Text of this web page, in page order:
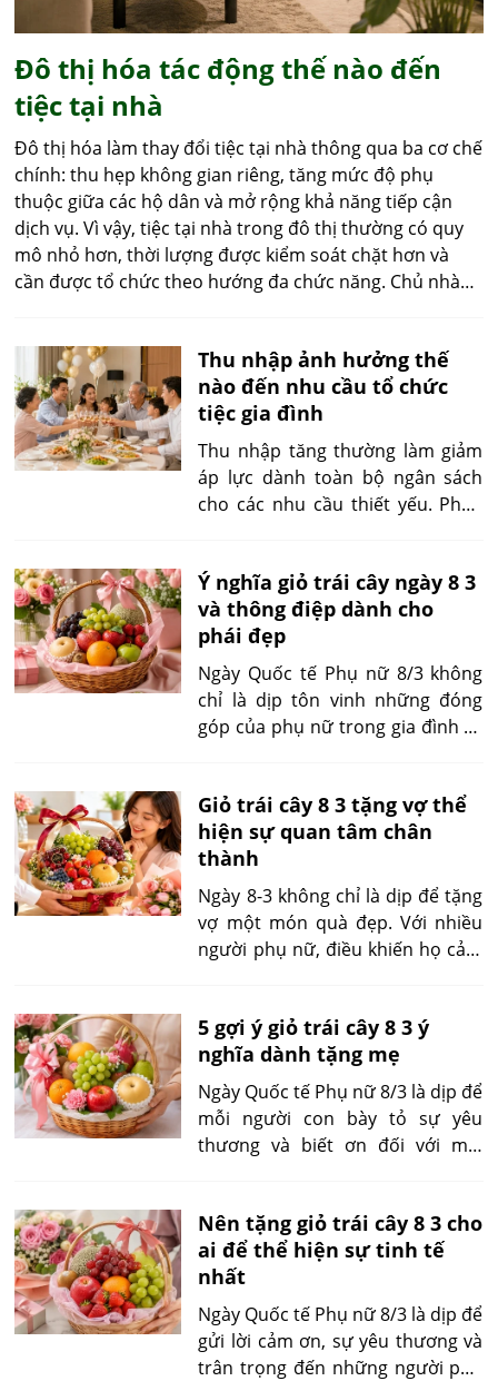
Đô thị hóa tác động thế nào đến
tiệc tại nhà
Đô thị hóa làm thay đổi tiệc tại nhà thông qua ba cơ chế
chính: thu hẹp không gian riêng, tăng mức độ phụ
thuộc giữa các hộ dân và mở rộng khả năng tiếp cận
dịch vụ. Vì vậy, tiệc tại nhà trong đô thị thường có quy
mô nhỏ hơn, thời lượng được kiểm soát chặt hơn và
cần được tổ chức theo hướng đa chức năng. Chủ nhà
rác thải và sự thuận tiện của hàng xóm.
Thu nhập ảnh hưởng thế
nào đến nhu cầu tổ chức
tiệc gia đình
Thu nhập tăng thường làm giảm
áp lực dành toàn bộ ngân sách
cho các nhu cầu thiết yếu. Phần
trải nghiệm và duy trì quan hệ gia
đình. Vì vậy, tiệc sinh nhật, mừng
thọ, đầy tháng, thôi nôi, kỷ niệm
ngày cưới, họp mặt hoặc các dịp
đoàn tụ có xu hướng được tổ
chức thường xuyên và chỉn chu
hơn.
Ý nghĩa giỏ trái cây ngày 8 3
và thông điệp dành cho
phái đẹp
Ngày Quốc tế Phụ nữ 8/3 không
chỉ là dịp tôn vinh những đóng
góp của phụ nữ trong gia đình và
những món quà ý nghĩa. Nếu
trước đây hoa tươi hay mỹ phẩm
luôn là lựa chọn phổ biến thì vài
năm gần đây, giỏ trái cây dần trở
thành xu hướng quà tặng được
nhiều người yêu thích.
Giỏ trái cây 8 3 tặng vợ thể
hiện sự quan tâm chân
thành
Ngày 8-3 không chỉ là dịp để tặng
vợ một món quà đẹp. Với nhiều
người phụ nữ, điều khiến họ cảm
dành thời gian chuẩn bị một điều
gì đó riêng cho mình. Vì vậy, câu
hỏi “vì sao nên chọn giỏ trái cây
8/3 tặng vợ thay cho những món
quà truyền thống?” thực chất
không chỉ nói về món quà, mà
hiện sự quan tâm.
5 gợi ý giỏ trái cây 8 3 ý
nghĩa dành tặng mẹ
Ngày Quốc tế Phụ nữ 8/3 là dịp để
mỗi người con bày tỏ sự yêu
thương và biết ơn đối với mẹ.
nay ưu tiên lựa chọn giỏ trái cây 8
3 tặng mẹ bởi sự thiết thực, tinh
tế và ý nghĩa lâu dài.
Nên tặng giỏ trái cây 8 3 cho
ai để thể hiện sự tinh tế
nhất
Ngày Quốc tế Phụ nữ 8/3 là dịp để
gửi lời cảm ơn, sự yêu thương và
trân trọng đến những người phụ